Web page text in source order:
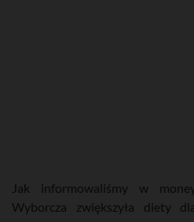
Jak informowaliśmy w
Wyborcza zwiększyła diety